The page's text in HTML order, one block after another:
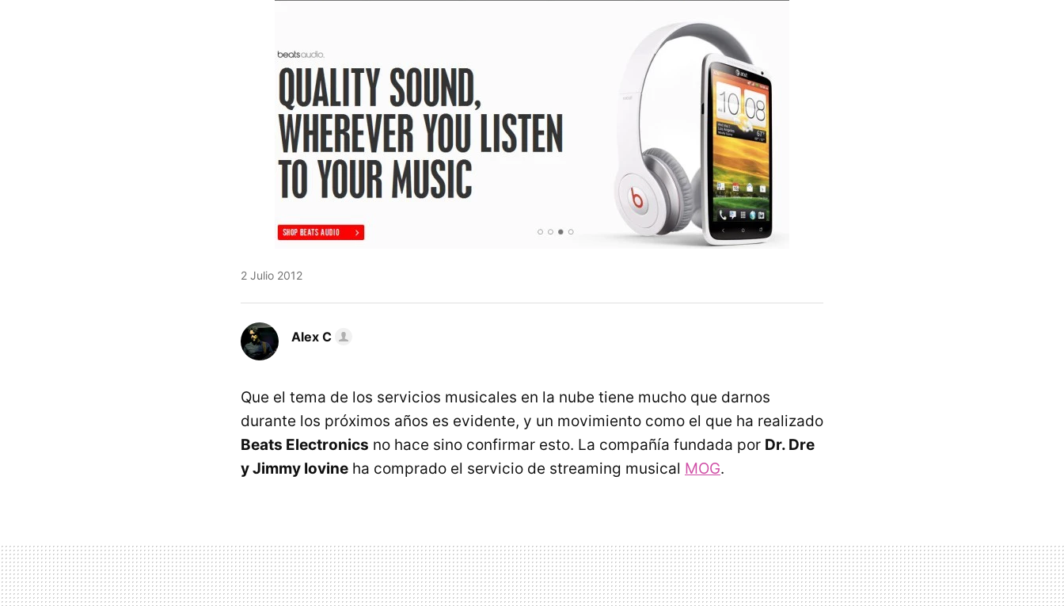
2 Julio 2012
Alex C
Que el tema de los servicios musicales en la nube tiene mucho que darnos
durante los próximos años es evidente, y un movimiento como el que ha realizado
Beats Electronics no hace sino confirmar esto. La compañía fundada por Dr. Dre
y Jimmy Iovine ha comprado el servicio de streaming musical MOG.